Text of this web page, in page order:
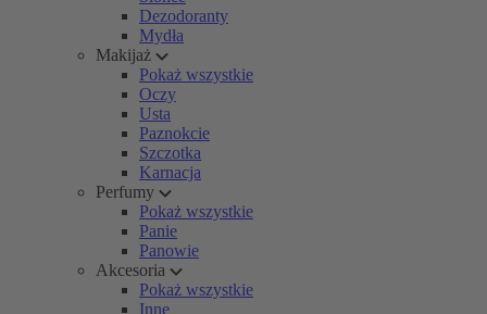
Dezodoranty
Mydła
Makijaż
Pokaż wszystkie
Oczy
Usta
Paznokcie
Szczotka
Karnacja
Perfumy
Pokaż wszystkie
Panie
Panowie
Akcesoria
Pokaż wszystkie
Inne